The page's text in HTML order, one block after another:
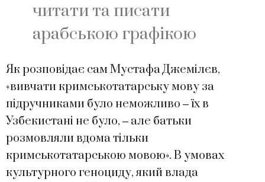
читати та писати
арабською графікою
Як розповідає сам Мустафа Джемілєв,
«вивчати кримськотатарську мову за
підручниками було неможливо ‒ їх в
Узбекистані не було, ‒ але батьки
розмовляли вдома тільки
кримськотатарською мовою». В умовах
культурного геноциду, який влада